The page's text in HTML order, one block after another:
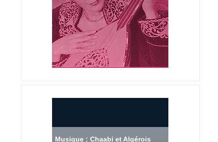
Musique : Chaabi et Algérois